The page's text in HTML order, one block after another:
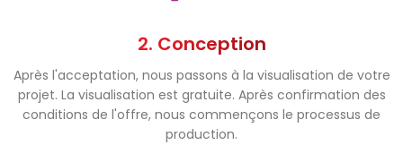
2. Conception
Après l'acceptation, nous passons à la visualisation de votre
projet. La visualisation est gratuite. Après confirmation des
conditions de l'offre, nous commençons le processus de
production.